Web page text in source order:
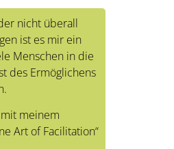
nicht überall
ist es mir ein
Menschen in die
des Ermöglichens
meinem
Art of Facilitation“